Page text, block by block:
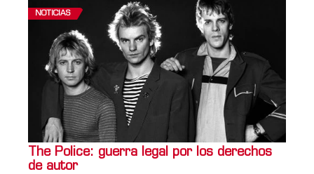
NOTICIAS
The Police: guerra legal por los derechos
de autor